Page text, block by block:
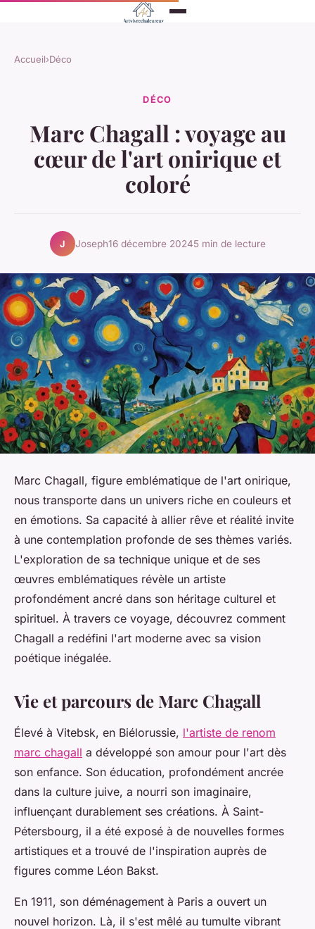
Accueil›Déco
DÉCO
Marc Chagall : voyage au
cœur de l'art onirique et
coloré
J Joseph16 décembre 20245 min de lecture
Marc Chagall, figure emblématique de l'art onirique,
nous transporte dans un univers riche en couleurs et
en émotions. Sa capacité à allier rêve et réalité invite
à une contemplation profonde de ses thèmes variés.
L'exploration de sa technique unique et de ses
œuvres emblématiques révèle un artiste
profondément ancré dans son héritage culturel et
spirituel. À travers ce voyage, découvrez comment
Chagall a redéfini l'art moderne avec sa vision
poétique inégalée.
Vie et parcours de Marc Chagall
Élevé à Vitebsk, en Biélorussie, l'artiste de renom
marc chagall a développé son amour pour l'art dès
son enfance. Son éducation, profondément ancrée
dans la culture juive, a nourri son imaginaire,
influençant durablement ses créations. À Saint-
Pétersbourg, il a été exposé à de nouvelles formes
artistiques et a trouvé de l'inspiration auprès de
figures comme Léon Bakst.
En 1911, son déménagement à Paris a ouvert un
nouvel horizon. Là, il s'est mêlé au tumulte vibrant